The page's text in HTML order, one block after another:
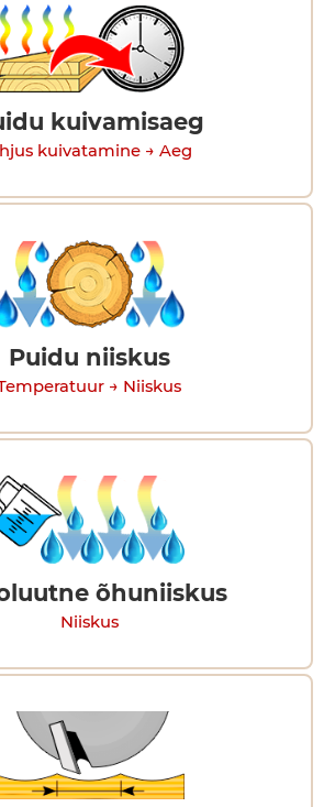
kuivamisaeg
kuivatamine → Aeg
Puidu niiskus
→ Niiskus
õhuniiskus
Niiskus